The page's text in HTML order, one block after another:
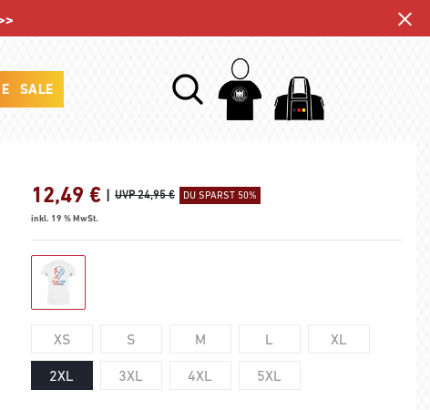
SALE
12,49 € | UVP 24,95 € DU SPARST 50%
inkl. 19 % MwSt.
XS S M L XL
2XL 3XL 4XL 5XL